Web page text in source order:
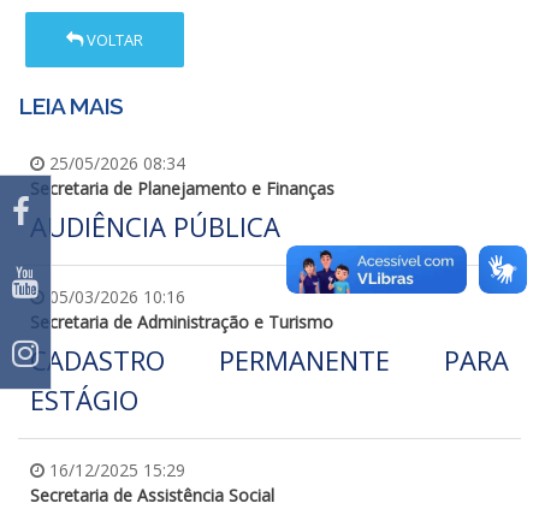
VOLTAR
LEIA MAIS
25/05/2026 08:34
Secretaria de Planejamento e Finanças
AUDIÊNCIA PÚBLICA
05/03/2026 10:16
Secretaria de Administração e Turismo
CADASTRO PERMANENTE PARA
ESTÁGIO
16/12/2025 15:29
Secretaria de Assistência Social